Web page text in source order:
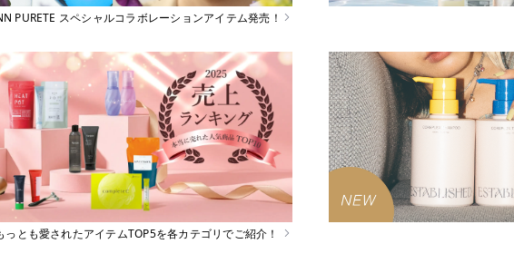
PURETE スペシャルコラボレーションアイテム発売！
っとも愛されたアイテムTOP5を各カテゴリでご紹介！